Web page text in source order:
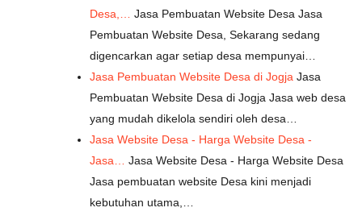
Desa,…
Jasa Pembuatan Website Desa Jasa
Pembuatan Website Desa, Sekarang sedang
digencarkan agar setiap desa mempunyai…
Jasa Pembuatan Website Desa di Jogja Jasa
Pembuatan Website Desa di Jogja Jasa web desa
yang mudah dikelola sendiri oleh desa…
Jasa Website Desa - Harga Website Desa -
Jasa…
Jasa Website Desa - Harga Website Desa
Jasa pembuatan website Desa kini menjadi
kebutuhan utama,…